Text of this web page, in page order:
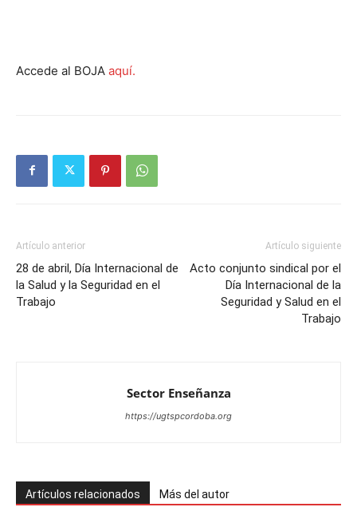
Accede al BOJA aquí.
Artículo anterior
28 de abril, Día Internacional de
la Salud y la Seguridad en el
Trabajo
Artículo siguiente
Acto conjunto sindical por el
Día Internacional de la
Seguridad y Salud en el
Trabajo
Sector Enseñanza
https://ugtspcordoba.org
Artículos relacionados Más del autor